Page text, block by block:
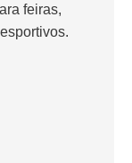
feiras,